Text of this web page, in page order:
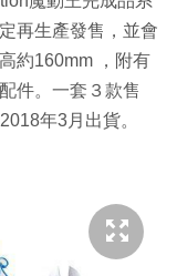
再生產發售，並會
約160mm ，附有
件。一套３款售
年3月出貨。